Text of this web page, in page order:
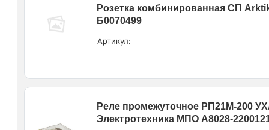
Розетка комбинированная СП
Б0070499
Артикул:
Реле промежуточное РП21М-200
Электротехника МПО A8028-